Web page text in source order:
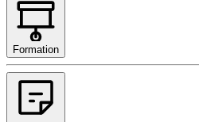
Formation